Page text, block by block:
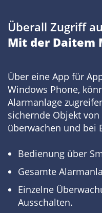
Überall Zugriff
Mit der Daitem
Über eine App für
Windows Phone,
Alarmanlage
sichernde Objekt
überwachen und bei
Bedienung über
Gesamte
Einzelne
Ausschalten.